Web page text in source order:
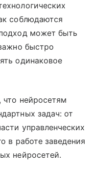
соблюдаются
может быть
быстро
одинаковое
что нейросетям
задач: от
управленческих
в работе заведения
нейросетей.